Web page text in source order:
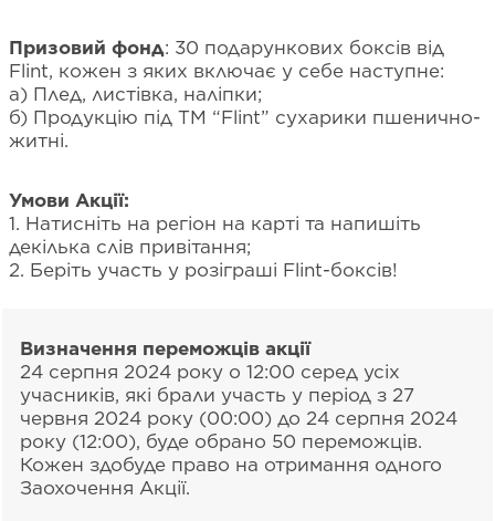
Призовий фонд: 30 подарункових боксів від
Flint, кожен з яких включає у себе наступне:
а) Плед, листівка, наліпки;
б) Продукцію під ТМ “Flint” сухарики пшенично-
житні.
Умови Акції:
1. Натисніть на регіон на карті та напишіть
декілька слів привітання;
2. Беріть учаcть у розіграші Flint-боксів!
Визначення переможців акції
24 серпня 2024 року о 12:00 серед усіх
учасників, які брали участь у період з 27
червня 2024 року (00:00) до 24 серпня 2024
року (12:00), буде обрано 50 переможців.
Кожен здобуде право на отримання одного
Заохочення Акції.